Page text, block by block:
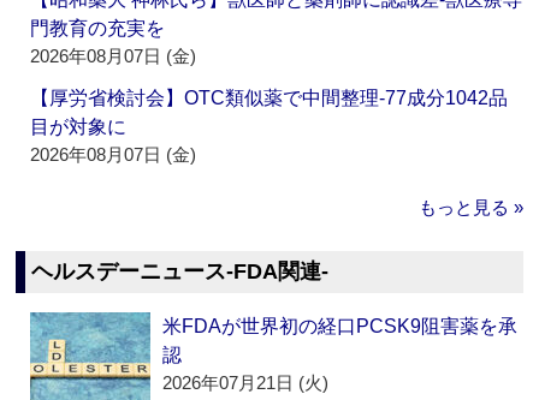
門教育の充実を
2026年08月07日 (金)
【厚労省検討会】OTC類似薬で中間整理‐77成分1042品
目が対象に
2026年08月07日 (金)
もっと見る »
ヘルスデーニュース‐FDA関連‐
米FDAが世界初の経口PCSK9阻害薬を承
認
2026年07月21日 (火)